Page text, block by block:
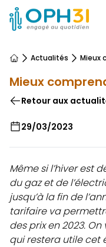
AccueilActualités Mieux
Mieux
Retour aux
29/03/2023
Même si l’hiver est
du gaz et de
jusqu’à la fin de
tarifaire va
des prix en 2023.
qui restera utile cet